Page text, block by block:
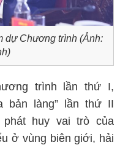
dự Chương trình (Ảnh:
trình lần thứ I,
bản làng” lần thứ II
huy vai trò của
ở vùng biên giới, hải